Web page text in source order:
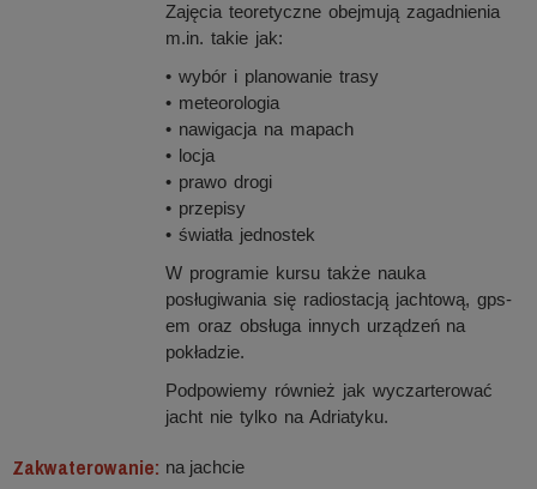
Zajęcia teoretyczne obejmują zagadnienia
m.in. takie jak:
• wybór i planowanie trasy
• meteorologia
• nawigacja na mapach
• locja
• prawo drogi
• przepisy
• światła jednostek
W programie kursu także nauka
posługiwania się radiostacją jachtową, gps-
em oraz obsługa innych urządzeń na
pokładzie.
Podpowiemy również jak wyczarterować
jacht nie tylko na Adriatyku.
Zakwaterowanie: na jachcie